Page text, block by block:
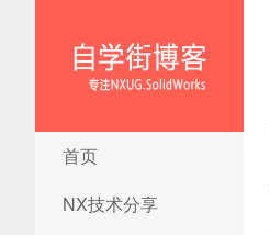
NX1847安装方法|UG12.0安装
方法|ug12.0安装教程|ug12.0
首页
NX技术分享